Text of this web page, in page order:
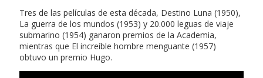
Tres de las películas de esta década, Destino Luna (1950),
La guerra de los mundos (1953) y 20.000 leguas de viaje
submarino (1954) ganaron premios de la Academia,
mientras que El increíble hombre menguante (1957)
obtuvo un premio Hugo.